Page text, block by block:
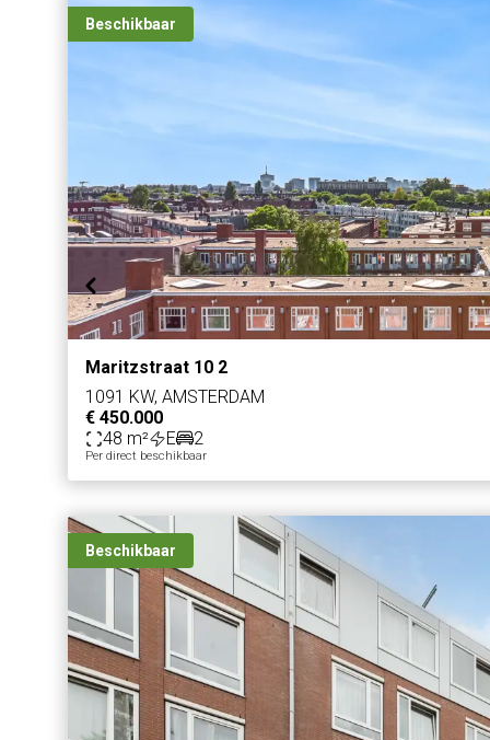
Beschikbaar
Maritzstraat 10 2
1091 KW, AMSTERDAM
€ 450.000
48 m²
E 2
Per direct beschikbaar
Beschikbaar